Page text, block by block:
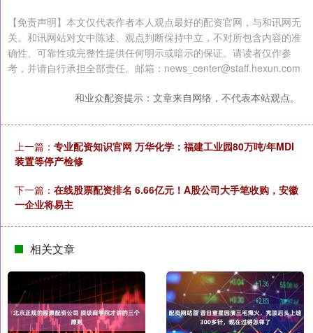
【免责声明】本文仅代表作者本人观点最好的配资官网，与和讯网无
关。和讯网站对文中陈述、观点判断保持中立，不对所包含内容的准
确性、可靠性或完整性提供任何明示或暗示的保证。请读者仅作参
考，并请自行承担全部责任。邮箱：news_center@staff.hexun.com
和业众配资提示：文章来自网络，不代表本站观点。
上一篇： 专业配资知识官网 万华化学：福建工业园80万吨/年MDI
装置等停产检修
下一篇： 在线股票配资排名 6.66亿元！A股公司大手笔收购，安徽
一企业将易主
相关文章